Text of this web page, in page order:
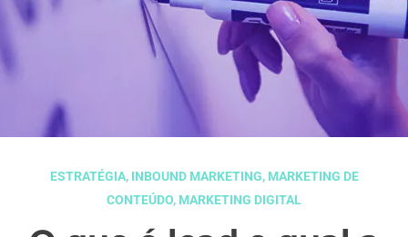
ESTRATÉGIA, INBOUND MARKETING, MARKETING DE
CONTEÚDO, MARKETING DIGITAL